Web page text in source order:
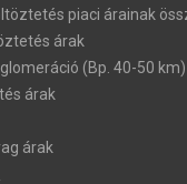
piaci árainak
árak
(Bp. 40-50 km)
árak
árak